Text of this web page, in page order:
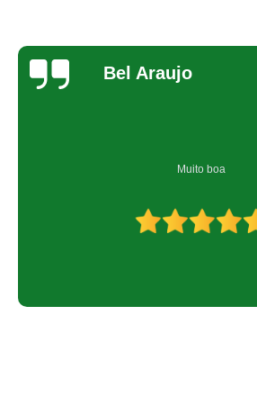
Bel Araujo
Muito boa